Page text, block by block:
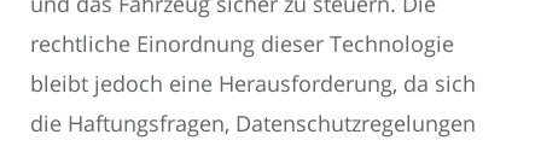
rechtliche Einordnung dieser Technologie
bleibt jedoch eine Herausforderung, da sich
die Haftungsfragen, Datenschutzregelungen